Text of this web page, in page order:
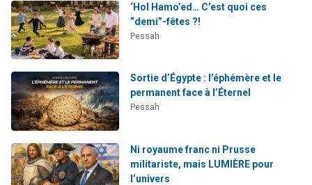
‘Hol Hamo’ed… C’est quoi ces
“demi”-fêtes ?!
Pessah
Sortie d’Égypte : l’éphémère et le
permanent face à l’Éternel
Pessah
Ni royaume franc ni Prusse
militariste, mais LUMIÈRE pour
l’univers